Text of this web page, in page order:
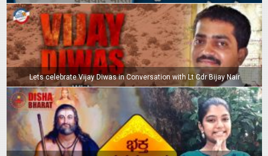
Lets celebrate Vijay Diwas in Conversation with Lt Cdr Bijay Nair